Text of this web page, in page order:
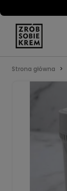
Strona główna